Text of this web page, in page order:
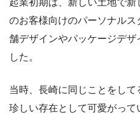
のお客様向けのパーソナル
舗デザインやパッケージデザ
した。
当時、長崎に同じことをして
珍しい存在として可愛がって